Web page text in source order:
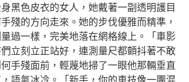
黑色皮衣的女人，她戴著一副透明護目
殘的方向走來。她的步伐優雅而精準，
過一樣，完美地落在網格線上。「車影
立刻立正站好，連測量尺都顫抖著不敢
手殘面前，輕蔑地掃了一眼他那輛垂直
語氣冰冷。「新手，你的車技像一團混